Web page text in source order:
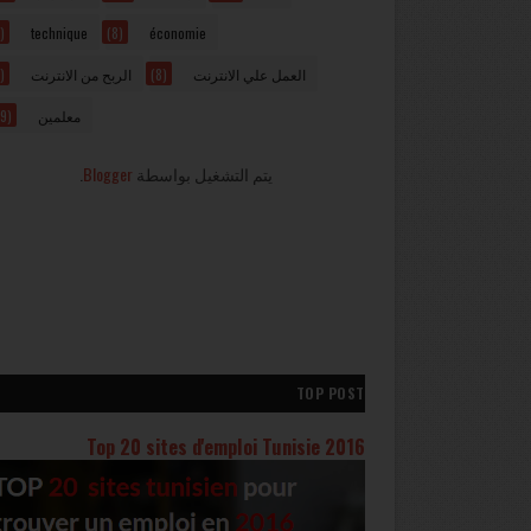
technique économie
(8)
الربح من الانترنت العمل علي الانترنت (8)
معلمين
يتم التشغيل بواسطة Blogger
TOP POST
Top 20 sites d'emploi Tunisie 2016